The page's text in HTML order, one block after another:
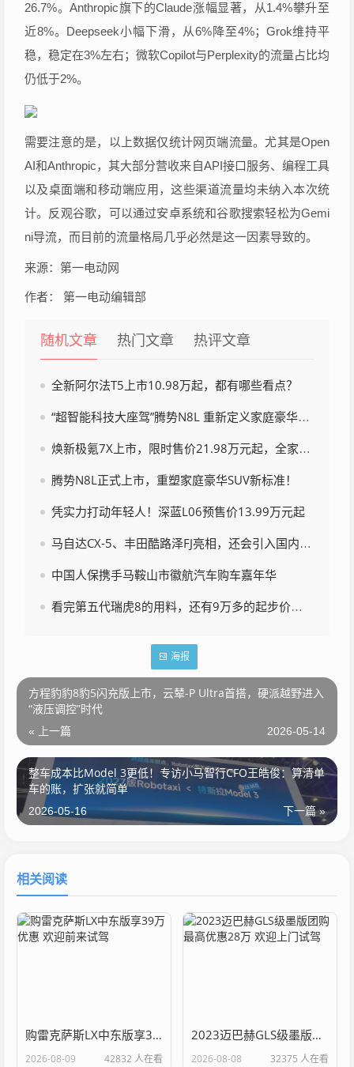
26.7%。Anthropic旗下的Claude涨幅显著，从1.4%攀升至
近8%。Deepseek小幅下滑，从6%降至4%；Grok维持平
稳，稳定在3%左右；微软Copilot与Perplexity的流量占比均
仍低于2%。
需要注意的是，以上数据仅统计网页端流量。尤其是Open
AI和Anthropic，其大部分营收来自API接口服务、编程工具
以及桌面端和移动端应用，这些渠道流量均未纳入本次统
计。反观谷歌，可以通过安卓系统和谷歌搜索轻松为Gemi
ni导流，而目前的流量格局几乎必然是这一因素导致的。
来源：第一电动网
作者： 第一电动编辑部
随机文章 热门文章 热评文章
全新阿尔法T5上市10.98万起，都有哪些看点？
“超智能科技大座驾”腾势N8L 重新定义家庭豪华标杆
焕新极氪7X上市，限时售价21.98万元起，全家都满意
腾势N8L正式上市，重塑家庭豪华SUV新标准！
凭实力打动年轻人！深蓝L06预售价13.99万元起
马自达CX-5、丰田酷路泽FJ亮相，还会引入国内市场吗？
中国人保携手马鞍山市徽航汽车购车嘉年华
看完第五代瑞虎8的用料，还有9万多的起步价，我陷入了沉思
海报
方程豹豹8豹5闪充版上市，云辇-P Ultra首搭，硬派越野进入
“液压调控”时代
« 上一篇 2026-05-14
整车成本比Model 3更低！专访小马智行CFO王皓俊：算清单
车的账，扩张就简单
下一篇 »
2026-05-16
相关阅读
购雷克萨斯LX中东版享39万优惠 欢迎前来试驾
2026-08-09 42832 人在看
2023迈巴赫GLS级墨版团购最高优惠28万 欢迎上门试驾
2026-08-08 32375 人在看